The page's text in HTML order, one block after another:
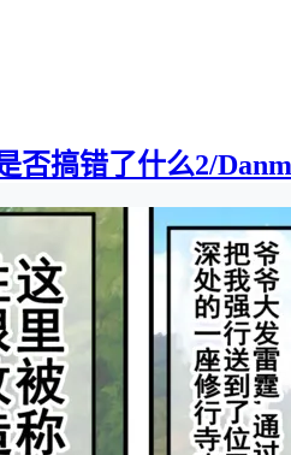
否搞错了什么2/